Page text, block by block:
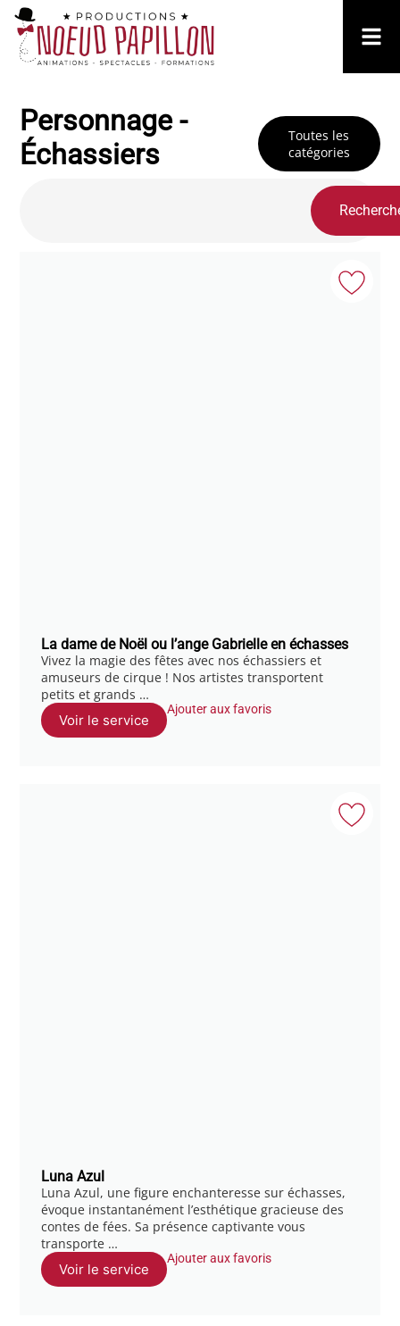
Personnage -
Échassiers
Toutes les
catégories
La dame de Noël ou l’ange Gabrielle en échasses
Vivez la magie des fêtes avec nos échassiers et
amuseurs de cirque ! Nos artistes transportent
petits et grands …
Voir le service
Ajouter aux favoris
Luna Azul
Luna Azul, une figure enchanteresse sur échasses,
évoque instantanément l’esthétique gracieuse des
contes de fées. Sa présence captivante vous
transporte …
Voir le service
Ajouter aux favoris